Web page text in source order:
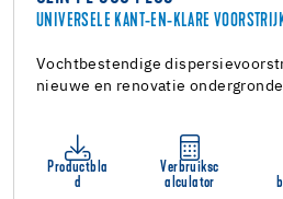
UNIVERSELE KANT-EN-KLARE
Vochtbestendige
nieuwe en renovatie
Productbla
d
Verbruiksc
alculator